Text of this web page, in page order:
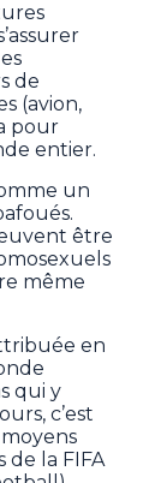
de
(avion,
pour
entier.
un
être
même
en
qui y
c’est
de la FIFA